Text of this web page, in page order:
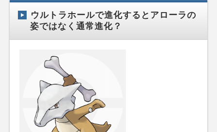
ウルトラホールで進化するとアローラの
姿ではなく通常進化？